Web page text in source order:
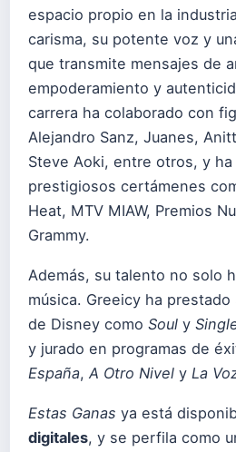
espacio propio en la
carisma, su potente voz y
que transmite mensajes de
empoderamiento y
carrera ha colaborado con
Alejandro Sanz, Juanes,
Steve Aoki, entre otros, y
prestigiosos certámenes
Heat, MTV MIAW, Premios
Grammy.
Además, su talento no solo
música. Greeicy ha
de Disney como Soul y
y jurado en programas de
España, A Otro Nivel y La
Estas Ganas ya está
digitales, y se perfila como